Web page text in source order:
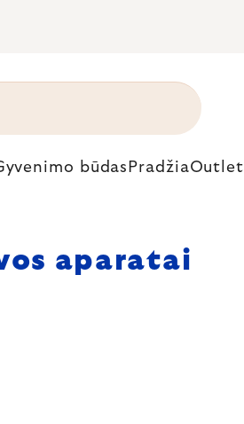
būdas PradžiaOutlet
aparatai